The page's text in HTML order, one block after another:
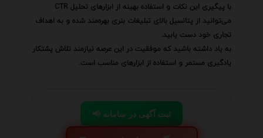
با پیگیری این نکات و استفاده بهینه از ابزارهای تحلیل CTR
می‌توانید از پتانسیل بالای تبلیغات بنری بهره‌مند شده و به اهداف
تجاری خود دست یابید.
به یاد داشته باشید که موفقیت در این عرصه نیازمند تلاش پشتکار
یادگیری مستمر و استفاده از ابزارهای مناسب است.
📢 ثبت آگهی در سامانه